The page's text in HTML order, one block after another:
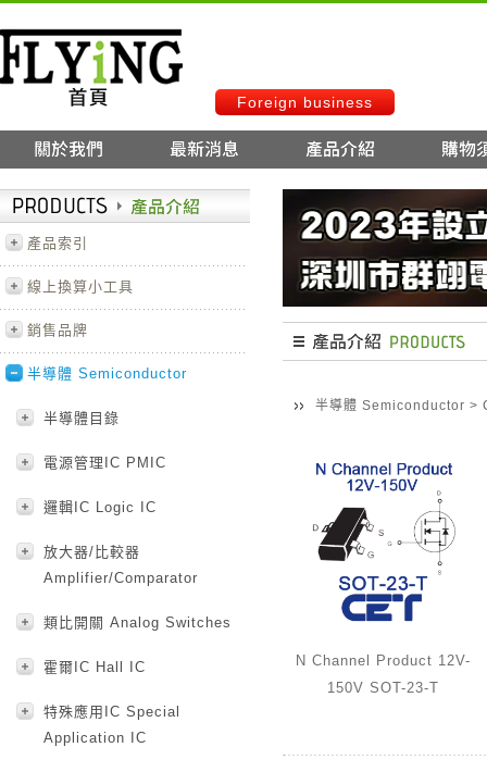
Foreign business
產品索引
線上換算小工具
銷售品牌
半導體 Semiconductor
半導體目錄
電源管理IC PMIC
邏輯IC Logic IC
放大器/比較器
Amplifier/Comparator
類比開關 Analog Switches
霍爾IC Hall IC
特殊應用IC Special
Application IC
半導體 Semiconductor >
N Channel Product 12V-
150V SOT-23-T